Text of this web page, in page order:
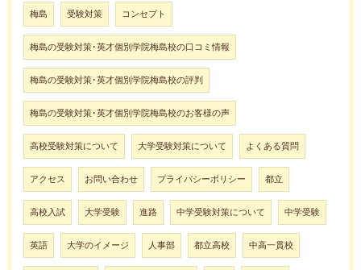
梅島 受験対策 コンセプト
梅島の受験対策･英才個別学院梅島校の口コミ情報
梅島の受験対策･英才個別学院梅島校の評判
梅島の受験対策･英才個別学院梅島校のお客様の声
高校受験対策について 大学受験対策について よくある質問
アクセス お問い合わせ プライバシーポリシー 都立
高校入試 大学受験 進路 中学受験対策について 中学受験
英語 大学のイメージ 人事部 都立高校 中高一貫校